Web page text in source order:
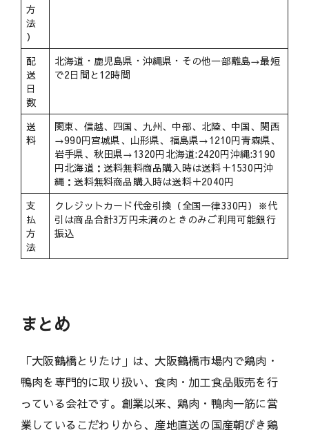
方
法
）
配
送
日
数
北海道・鹿児島県・沖縄県・その他一部離島→最短
で2日間と12時間
送
料
関東、信越、四国、九州、中部、北陸、中国、関西
→990円宮城県、山形県、福島県→1210円青森県、
岩手県、秋田県→1320円北海道:2420円沖縄:3190
円北海道：送料無料商品購入時は送料＋1530円沖
縄：送料無料商品購入時は送料＋2040円
支
払
方
法
クレジットカード代金引換（全国一律330円）※代
引は商品合計3万円未満のときのみご利用可能銀行
振込
まとめ
「大阪鶴橋とりたけ」は、大阪鶴橋市場内で鶏肉・
鴨肉を専門的に取り扱い、食肉・加工食品販売を行
っている会社です。創業以来、鶏肉・鴨肉一筋に営
業しているこだわりから、産地直送の国産朝びき鶏